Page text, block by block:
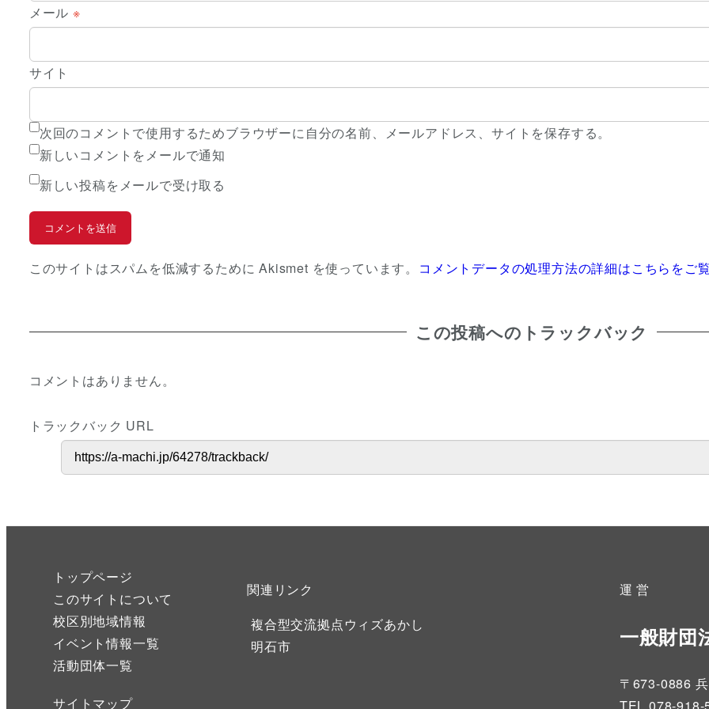
メール ※
サイト
次回のコメントで使用するためブラウザーに自分の名前、メールアドレス、サイトを保存する。
新しいコメントをメールで通知
新しい投稿をメールで受け取る
このサイトはスパムを低減するために Akismet を使っています。 コメントデータの処理方法の詳細はこちらをご
この投稿へのトラックバック
コメントはありません。
トラックバック URL
トップページ
このサイトについて
校区別地域情報
イベント情報一覧
活動団体一覧
サイトマップ
関連リンク
複合型交流拠点ウィズあかし
明石市
運 営
一般財団
〒673-0886
TEL.078-